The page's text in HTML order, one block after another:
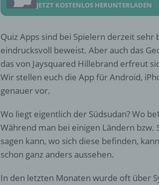
JETZT KOSTENLOS HERUNTERLADEN
Quiz Apps sind bei Spielern derzeit sehr
eindrucksvoll beweist. Aber auch das
das von Jaysquared Hillebrand erfreut
Wir stellen euch die App für Android,
genauer vor.
Wo liegt eigentlich der Südsudan? Wo
Während man bei einigen Ländern bzw.
sagen kann, wo sich diese befinden,
schon ganz anders aussehen.
In den letzten Monaten wurde oft über